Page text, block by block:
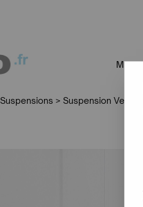
Suspensions > Suspension